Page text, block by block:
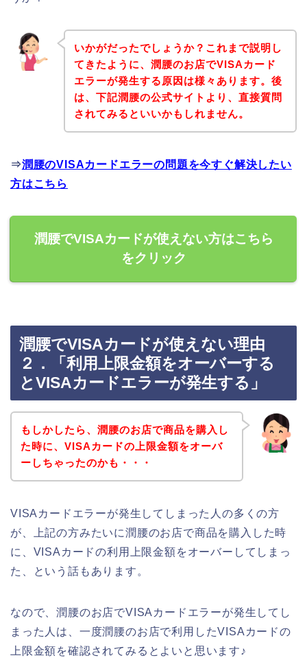
いかがだったでしょうか？これまで説明し
てきたように、潤腰のお店でVISAカード
エラーが発生する原因は様々あります。後
は、下記潤腰の公式サイトより、直接質問
されてみるといいかもしれません。
⇒潤腰のVISAカードエラーの問題を今すぐ解決したい
方はこちら
潤腰でVISAカードが使えない方はこちら
をクリック
潤腰でVISAカードが使えない理由
２．「利用上限金額をオーバーする
とVISAカードエラーが発生する」
もしかしたら、潤腰のお店で商品を購入し
た時に、VISAカードの上限金額をオーバ
ーしちゃったのかも・・・
VISAカードエラーが発生してしまった人の多くの方
が、上記の方みたいに潤腰のお店で商品を購入した時
に、VISAカードの利用上限金額をオーバーしてしまっ
た、という話もあります。
なので、潤腰のお店でVISAカードエラーが発生してし
まった人は、一度潤腰のお店で利用したVISAカードの
上限金額を確認されてみるとよいと思います♪